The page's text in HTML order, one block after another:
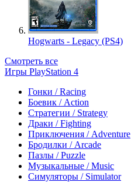
Hogwarts - Legacy (PS4)
Смотреть все
Игры PlayStation 4
Гонки / Racing
Боевик / Action
Стратегии / Strategy
Драки / Fighting
Приключения / Adventure
Бродилки / Arcade
Пазлы / Puzzle
Музыкальные / Music
Симуляторы / Simulator